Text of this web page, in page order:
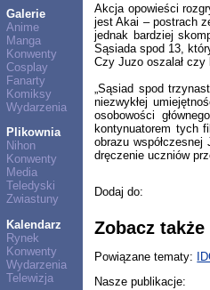
Galerie
Anime
Manga
Konwenty
Cosplay
Fanarty
Komiksy
Wydarzenia
Plikownia
Nihon
Konwenty
Media
Teledyski
Zwiastuny
Kalendarz
Rynek
Konwenty
Wydarzenia
Telewizja
Akcja opowieści
jest Akai – postrach
jednak bardziej
Sąsiada spod 13,
Czy Juzo oszalał
„Sąsiad spod
niezwykłej
osobowości
kontynuatorem tych
obrazu
dręczenie uczniów
Dodaj do:
Zobacz także
Powiązane tematy:
Nasze publikacje: